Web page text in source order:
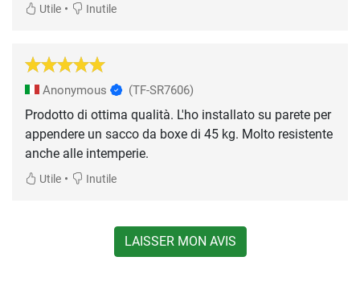
Utile • Inutile
Anonymous (TF-SR7606)
Prodotto di ottima qualità. L'ho installato su parete per
appendere un sacco da boxe di 45 kg. Molto resistente
anche alle intemperie.
Utile • Inutile
LAISSER MON AVIS